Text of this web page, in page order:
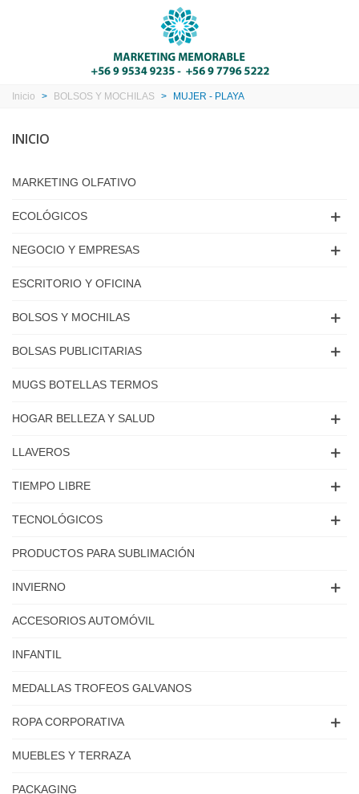
Inicio > BOLSOS Y MOCHILAS > MUJER - PLAYA
INICIO
MARKETING OLFATIVO
ECOLÓGICOS
NEGOCIO Y EMPRESAS
ESCRITORIO Y OFICINA
BOLSOS Y MOCHILAS
BOLSAS PUBLICITARIAS
MUGS BOTELLAS TERMOS
HOGAR BELLEZA Y SALUD
LLAVEROS
TIEMPO LIBRE
TECNOLÓGICOS
PRODUCTOS PARA SUBLIMACIÓN
INVIERNO
ACCESORIOS AUTOMÓVIL
INFANTIL
MEDALLAS TROFEOS GALVANOS
ROPA CORPORATIVA
MUEBLES Y TERRAZA
PACKAGING